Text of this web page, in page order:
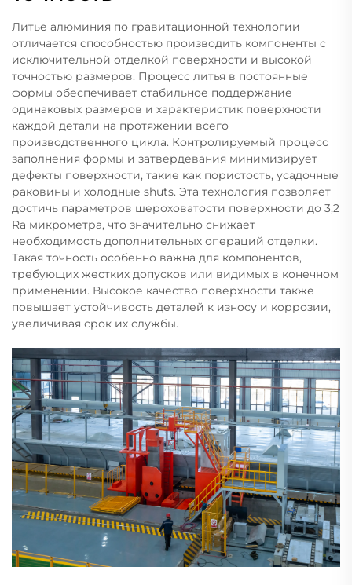
Литье алюминия по гравитационной технологии
отличается способностью производить компоненты с
исключительной отделкой поверхности и высокой
точностью размеров. Процесс литья в постоянные
формы обеспечивает стабильное поддержание
одинаковых размеров и характеристик поверхности
каждой детали на протяжении всего
производственного цикла. Контролируемый процесс
заполнения формы и затвердевания минимизирует
дефекты поверхности, такие как пористость, усадочные
раковины и холодные shuts. Эта технология позволяет
достичь параметров шероховатости поверхности до 3,2
Ra микрометра, что значительно снижает
необходимость дополнительных операций отделки.
Такая точность особенно важна для компонентов,
требующих жестких допусков или видимых в конечном
применении. Высокое качество поверхности также
повышает устойчивость деталей к износу и коррозии,
увеличивая срок их службы.